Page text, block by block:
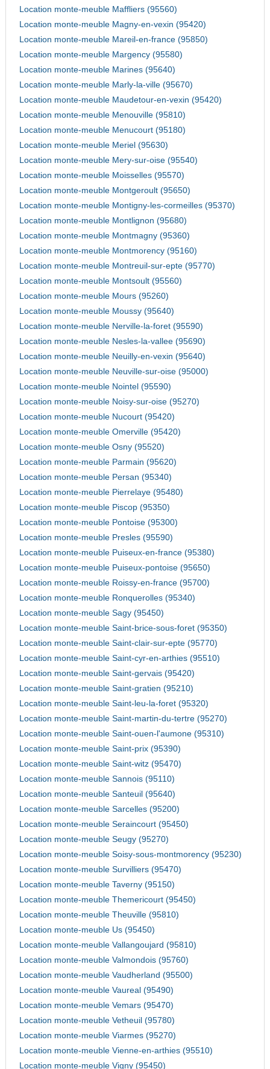
Location monte-meuble Maffliers (95560)
Location monte-meuble Magny-en-vexin (95420)
Location monte-meuble Mareil-en-france (95850)
Location monte-meuble Margency (95580)
Location monte-meuble Marines (95640)
Location monte-meuble Marly-la-ville (95670)
Location monte-meuble Maudetour-en-vexin (95420)
Location monte-meuble Menouville (95810)
Location monte-meuble Menucourt (95180)
Location monte-meuble Meriel (95630)
Location monte-meuble Mery-sur-oise (95540)
Location monte-meuble Moisselles (95570)
Location monte-meuble Montgeroult (95650)
Location monte-meuble Montigny-les-cormeilles (95370)
Location monte-meuble Montlignon (95680)
Location monte-meuble Montmagny (95360)
Location monte-meuble Montmorency (95160)
Location monte-meuble Montreuil-sur-epte (95770)
Location monte-meuble Montsoult (95560)
Location monte-meuble Mours (95260)
Location monte-meuble Moussy (95640)
Location monte-meuble Nerville-la-foret (95590)
Location monte-meuble Nesles-la-vallee (95690)
Location monte-meuble Neuilly-en-vexin (95640)
Location monte-meuble Neuville-sur-oise (95000)
Location monte-meuble Nointel (95590)
Location monte-meuble Noisy-sur-oise (95270)
Location monte-meuble Nucourt (95420)
Location monte-meuble Omerville (95420)
Location monte-meuble Osny (95520)
Location monte-meuble Parmain (95620)
Location monte-meuble Persan (95340)
Location monte-meuble Pierrelaye (95480)
Location monte-meuble Piscop (95350)
Location monte-meuble Pontoise (95300)
Location monte-meuble Presles (95590)
Location monte-meuble Puiseux-en-france (95380)
Location monte-meuble Puiseux-pontoise (95650)
Location monte-meuble Roissy-en-france (95700)
Location monte-meuble Ronquerolles (95340)
Location monte-meuble Sagy (95450)
Location monte-meuble Saint-brice-sous-foret (95350)
Location monte-meuble Saint-clair-sur-epte (95770)
Location monte-meuble Saint-cyr-en-arthies (95510)
Location monte-meuble Saint-gervais (95420)
Location monte-meuble Saint-gratien (95210)
Location monte-meuble Saint-leu-la-foret (95320)
Location monte-meuble Saint-martin-du-tertre (95270)
Location monte-meuble Saint-ouen-l'aumone (95310)
Location monte-meuble Saint-prix (95390)
Location monte-meuble Saint-witz (95470)
Location monte-meuble Sannois (95110)
Location monte-meuble Santeuil (95640)
Location monte-meuble Sarcelles (95200)
Location monte-meuble Seraincourt (95450)
Location monte-meuble Seugy (95270)
Location monte-meuble Soisy-sous-montmorency (95230)
Location monte-meuble Survilliers (95470)
Location monte-meuble Taverny (95150)
Location monte-meuble Themericourt (95450)
Location monte-meuble Theuville (95810)
Location monte-meuble Us (95450)
Location monte-meuble Vallangoujard (95810)
Location monte-meuble Valmondois (95760)
Location monte-meuble Vaudherland (95500)
Location monte-meuble Vaureal (95490)
Location monte-meuble Vemars (95470)
Location monte-meuble Vetheuil (95780)
Location monte-meuble Viarmes (95270)
Location monte-meuble Vienne-en-arthies (95510)
Location monte-meuble Vigny (95450)